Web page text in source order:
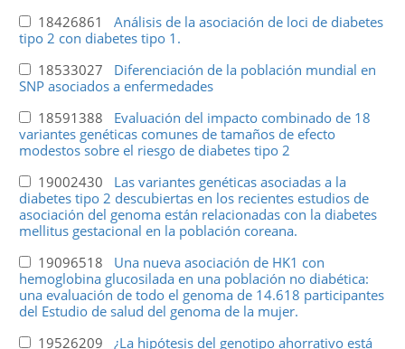
18426861 Análisis de la asociación de loci de diabetes
tipo 2 con diabetes tipo 1.
18533027 Diferenciación de la población mundial en
SNP asociados a enfermedades
18591388 Evaluación del impacto combinado de 18
variantes genéticas comunes de tamaños de efecto
modestos sobre el riesgo de diabetes tipo 2
19002430 Las variantes genéticas asociadas a la
diabetes tipo 2 descubiertas en los recientes estudios de
asociación del genoma están relacionadas con la diabetes
mellitus gestacional en la población coreana.
19096518 Una nueva asociación de HK1 con
hemoglobina glucosilada en una población no diabética:
una evaluación de todo el genoma de 14.618 participantes
del Estudio de salud del genoma de la mujer.
19526209 ¿La hipótesis del genotipo ahorrativo está